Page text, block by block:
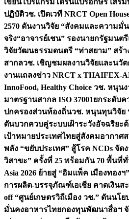
เขียนโปรแกรมโดรนแปรอักษร เสริ
ปฏิบัติวช. เปิดเวที NRCT Open
2570 ดันงานวิจัย “สังคมและความมั่
จริง“อาจารย์เชน” รองนายกรัฐมนต
วิจัยวัฒนธรรมดนตรี “ท่าสยาม” สร้
สากลวช. เชิญชมผลงานวิจัยและนวั
งานแถลงข่าว NRCT x THAIFEX-
InnoFood, Healthy Choice วช. หนุน
มาตรฐานสากล ISO 37001ยกระดับ
ปกครองส่วนท้องถิ่นวช. หนุนทุนวิจัย
ดันบวกควบคู่ระบบเฝ้าระวังอัจฉริยะ
เป้าหมายประเทศไทยสู่สังคมอากาศ
พลัง “ขยับประเทศ” สู้โรค NCDs จัด
วิสาขะ” ครั้งที่ 25 พร้อมกัน 70 พื้นที่
Asia 2026 ย้ายสู่ “อิมแพ็ค เมืองทอง
การผลิต-บรรจุภัณฑ์เอเชีย คาดเงินส
off “ศูนย์เกษตรวิถีเมือง วช.” ดันนโย
มั่นคงอาหารไทยกองทุนพัฒนาสื่อฯ จั